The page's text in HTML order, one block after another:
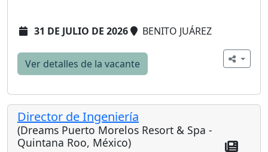
31 DE JULIO DE 2026 BENITO JUÁREZ
Ver detalles de la vacante
Director de Ingeniería
(Dreams Puerto Morelos Resort & Spa -
Quintana Roo, México)